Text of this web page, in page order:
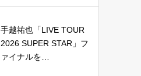
手越祐也「LIVE TOUR
2026 SUPER STAR」フ
ァイナルを…